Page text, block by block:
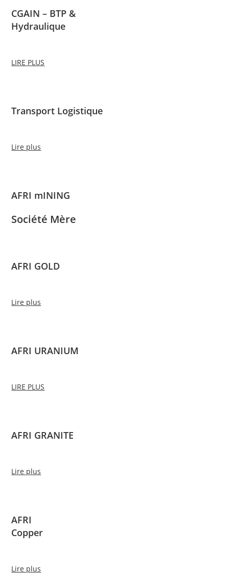
CGAIN – BTP &
Hydraulique
LIRE PLUS
Transport Logistique
Lire plus
AFRI mINING
Société Mère
AFRI GOLD
Lire plus
AFRI URANIUM
LIRE PLUS
AFRI GRANITE
Lire plus
AFRI
Copper
Lire plus